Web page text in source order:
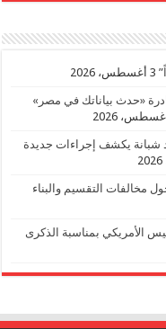
3 أغسطس، 2026
«حدث بياناتك في مصر»
شبانة يكشف إجراءات جديدة
مخالفات التقسيم والبناء
الأمريكي بمناسبة الذكرى